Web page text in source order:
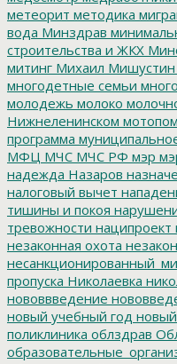
метеорит методика
вода Минздрав
строительства и ЖКХ
митинг Михаил Мишустин
многодетные семьи
молодежь молоко
Нижнеленинском
программа
МФЦ МЧС МЧС РФ мэр
надежда Назаров
налоговый вычет
тишины и покоя
тревожности наципроект
незаконная охота
пропуска Николаевка
нововвведение
новый учебный год
поликлиника облздрав